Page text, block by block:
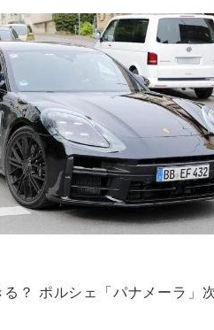
？ ポルシェ「パナメーラ」